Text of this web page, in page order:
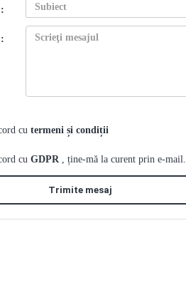
cu termeni și condiții
cu GDPR , ține-mă la curent prin e-mail.
Trimite mesaj